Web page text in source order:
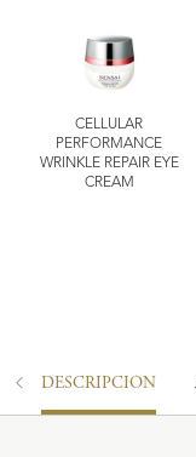
CELLULAR
PERFORMANCE
WRINKLE REPAIR EYE
CREAM
DESCRIPCIÓN